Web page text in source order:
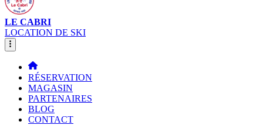
LE CABRI
LOCATION DE SKI
RÉSERVATION
MAGASIN
PARTENAIRES
BLOG
CONTACT